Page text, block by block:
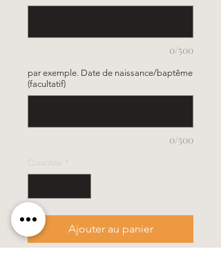
0/500
par exemple. Date de naissance/baptême
(facultatif)
0/500
Quantité
Ajouter au panier